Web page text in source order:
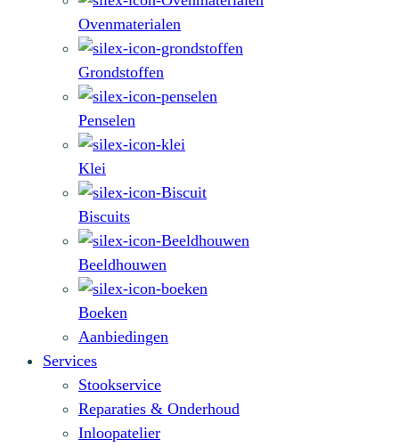
Ovenmaterialen
Grondstoffen
Penselen
Klei
Biscuits
Beeldhouwen
Boeken
Aanbiedingen
Services
Stookservice
Reparaties & Onderhoud
Inloopatelier